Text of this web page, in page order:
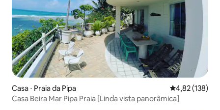
Casa ⋅ Praia da Pipa 4,82 de uma
4,82 (138)
Casa Beira Mar Pipa Praia [Linda vista panorâmica]